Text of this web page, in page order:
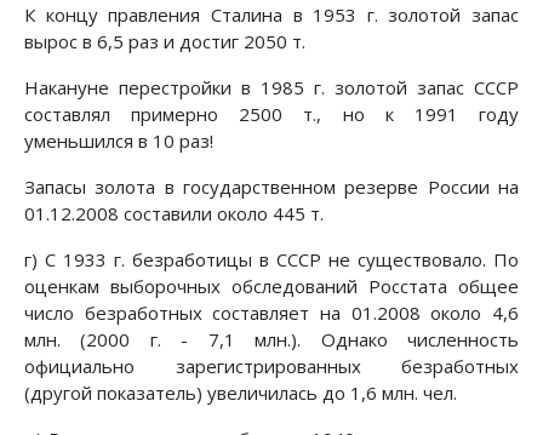
К концу правления Сталина в 1953 г. золотой запас
вырос в 6,5 раз и достиг 2050 т.
Накануне перестройки в 1985 г. золотой запас СССР
составлял примерно 2500 т., но к 1991 году
уменьшился в 10 раз!
Запасы золота в государственном резерве России на
01.12.2008 составили около 445 т.
г) С 1933 г. безработицы в СССР не существовало. По
оценкам выборочных обследований Росстата общее
число безработных составляет на 01.2008 около 4,6
млн. (2000 г. - 7,1 млн.). Однако численность
официально зарегистрированных безработных
(другой показатель) увеличилась до 1,6 млн. чел.